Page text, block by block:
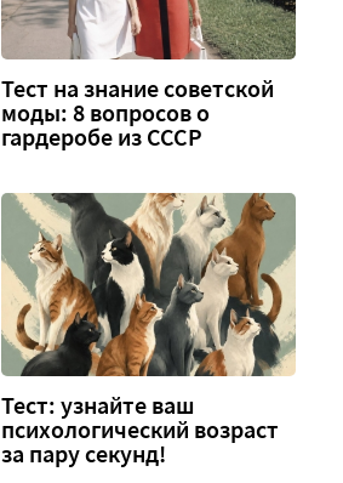
Тест на знание советской
моды: 8 вопросов о
гардеробе из СССР
Тест: узнайте ваш
психологический возраст
за пару секунд!